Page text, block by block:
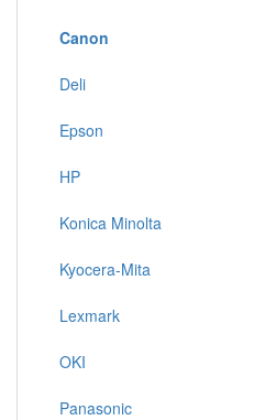
Canon
Deli
Epson
HP
Konica Minolta
Kyocera-Mita
Lexmark
OKI
Panasonic